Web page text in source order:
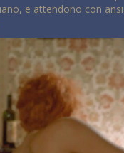
e attendono con